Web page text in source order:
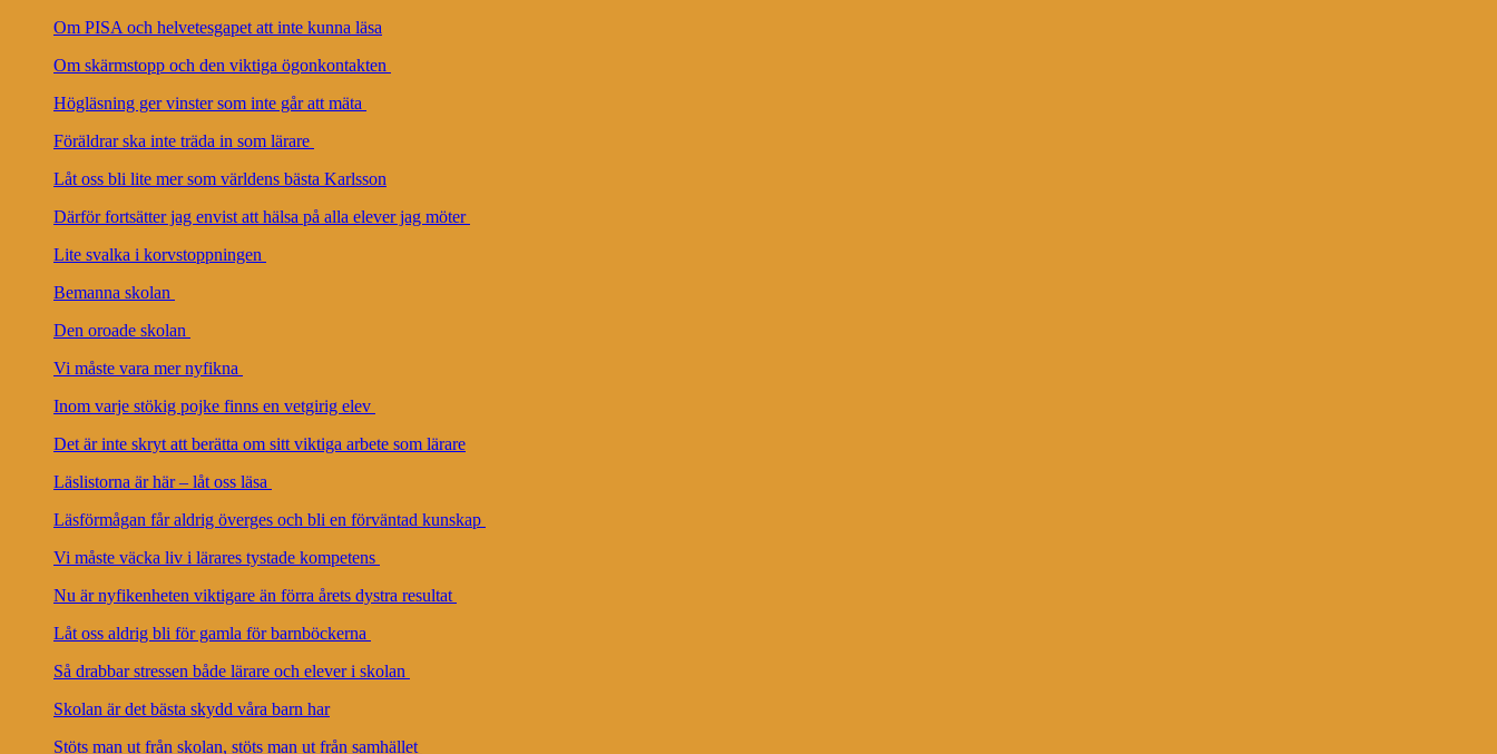
Om PISA och helvetesgapet att inte kunna läsa
Om skärmstopp och den viktiga ögonkontakten
Högläsning ger vinster som inte går att mäta
Föräldrar ska inte träda in som lärare
Låt oss bli lite mer som världens bästa Karlsson
Därför fortsätter jag envist att hälsa på alla elever jag möter
Lite svalka i korvstoppningen
Bemanna skolan
Den oroade skolan
Vi måste vara mer nyfikna
Inom varje stökig pojke finns en vetgirig elev
Det är inte skryt att berätta om sitt viktiga arbete som lärare
Läslistorna är här – låt oss läsa
Läsförmågan får aldrig överges och bli en förväntad kunskap
Vi måste väcka liv i lärares tystade kompetens
Nu är nyfikenheten viktigare än förra årets dystra resultat
Låt oss aldrig bli för gamla för barnböckerna
Så drabbar stressen både lärare och elever i skolan
Skolan är det bästa skydd våra barn har
Stöts man ut från skolan, stöts man ut från samhället